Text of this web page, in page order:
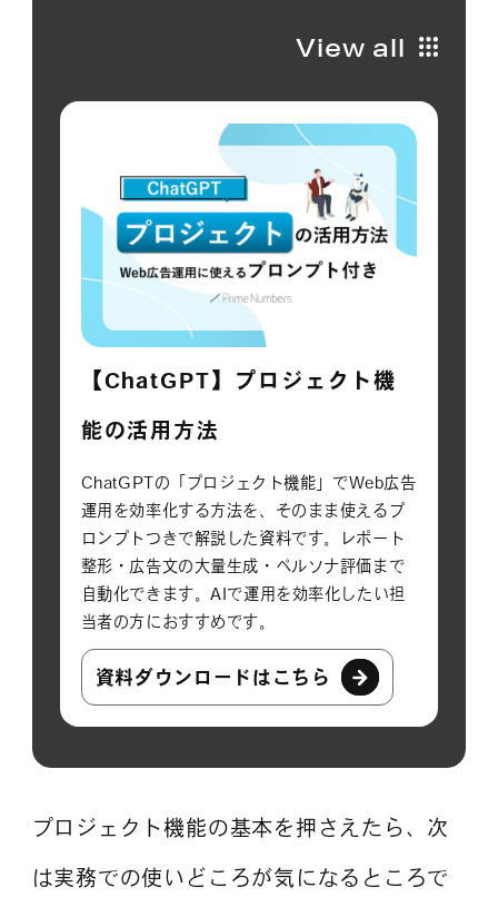
View all
【ChatGPT】プロジェクト機
能の活用方法
ChatGPTの「プロジェクト機能」でWeb広告
運用を効率化する方法を、そのまま使えるプ
ロンプトつきで解説した資料です。レポート
整形・広告文の大量生成・ペルソナ評価まで
自動化できます。AIで運用を効率化したい担
当者の方におすすめです。
資料ダウンロードはこちら
プロジェクト機能の基本を押さえたら、次
は実務での使いどころが気になるところで